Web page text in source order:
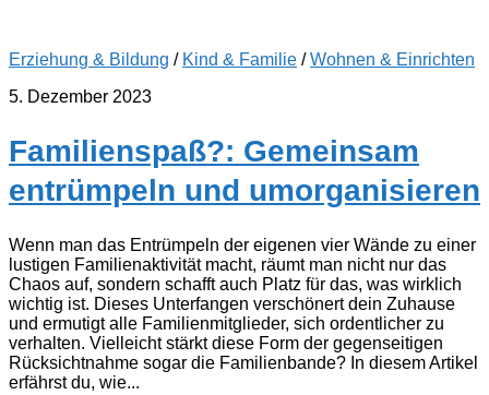
Erziehung & Bildung / Kind & Familie /Wohnen & Einrichten
5. Dezember 2023
Familienspaß?: Gemeinsam
entrümpeln und umorganisieren
Wenn man das Entrümpeln der eigenen vier Wände zu einer
lustigen Familienaktivität macht, räumt man nicht nur das
Chaos auf, sondern schafft auch Platz für das, was wirklich
wichtig ist. Dieses Unterfangen verschönert dein Zuhause
und ermutigt alle Familienmitglieder, sich ordentlicher zu
verhalten. Vielleicht stärkt diese Form der gegenseitigen
Rücksichtnahme sogar die Familienbande? In diesem Artikel
erfährst du, wie...